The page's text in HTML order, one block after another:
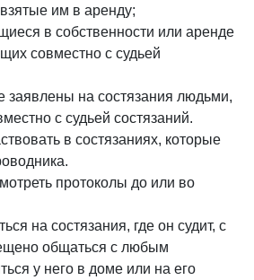
им в аренду;
в собственности или аренде
совместно с судьей
заявлены на состязания людьми,
с судьей состязаний.
в состязаниях, которые
протоколы до или во
на состязания, где он судит, с
общаться с любым
у него в доме или на его